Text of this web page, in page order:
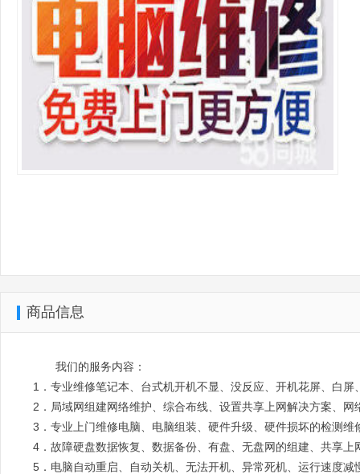
商品信息
我们的服务内容：
1．专业维修笔记本、台式机开机不显、没反应、开机花屏、白
2．局域网组建网络维护、综合布线、设置共享上网解决方案、网
3．专业上门维修电脑、电脑组装、硬件升级、硬件损坏的检测维
4．故障硬盘数据恢复、数据备份、有盘、无盘网的组建、共享上
5．电脑自动重启、自动关机、无法开机、异常死机、运行速度减